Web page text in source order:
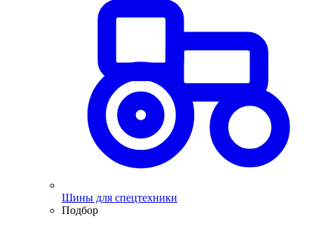
Шины для спецтехники
Подбор